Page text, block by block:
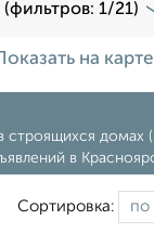
1/21)
на карте
строящихся домах
в
Сортировка: